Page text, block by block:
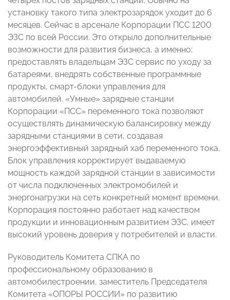
установку такого типа электрозарядок уходит до 6
месяцев. Сейчас в арсенале Корпорации ПСС 1200
ЭЗС по всей России. Это открыло дополнительные
возможности для развития бизнеса, а именно:
предоставлять владельцам ЭЗС сервис по уходу за
батареями, внедрять собственные программные
продукты, смарт-блоки управления для
автомобилей. «Умные» зарядные станции
Корпорации «ПСС» переменного тока позволяют
осуществлять динамическую балансировку между
зарядными станциями в сети, создавая
энергоэффективный зарядный хаб переменного тока.
Блок управления корректирует выдаваемую
мощность каждой зарядной станции в зависимости
от числа подключенных электромобилей и
энергонагрузки на сеть конкретный момент времени.
Корпорация постоянно работает над качеством
продукции и инновационным развитием ЭЗС, имеет
высокий уровень доверия у потребителей и власти.
Руководитель Комитета СПКА по
профессиональному образованию в
автомобилестроении, заместитель Председателя
Комитета «ОПОРЫ РОССИИ» по развитию